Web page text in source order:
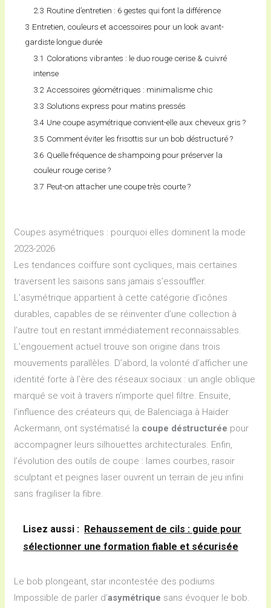
2.3 Routine d’entretien : 6 gestes qui font la différence
3 Entretien, couleurs et accessoires pour un look avant-
gardiste longue durée
3.1 Colorations vibrantes : le duo rouge cerise & cuivré
intense
3.2 Accessoires géométriques : minimalisme chic
3.3 Solutions express pour matins pressés
3.4 Une coupe asymétrique convient-elle aux cheveux gris ?
3.5 Comment éviter les frisottis sur un bob déstructuré ?
3.6 Quelle fréquence de shampoing pour préserver la
couleur rouge cerise ?
3.7 Peut-on attacher une coupe très courte ?
Coupes asymétriques : pourquoi elles dominent la mode
2023-2026
Les tendances coiffure sont cycliques, mais certaines
traversent les saisons sans jamais s’essouffler.
L’asymétrique appartient à cette catégorie d’icônes
durables, capables de se réinventer d’une collection à
l’autre tout en restant immédiatement reconnaissables.
L’engouement actuel trouve son origine dans trois
mouvements parallèles. D’abord, la volonté d’afficher une
identité forte à l’ère des réseaux sociaux : un angle oblique
marqué se voit à travers n’importe quel filtre. Ensuite,
l’influence des créateurs qui, de Balenciaga à Haider
Ackermann, ont systématisé la coupe déstructurée pour
accompagner leurs silhouettes architecturales. Enfin,
l’évolution des outils de coupe : lames courbes, rasoir
sculptant et peignes laser ouvrent un terrain de jeu infini
sans fragiliser la fibre.
Lisez aussi : Rehaussement de cils : guide pour
sélectionner une formation fiable et sécurisée
Le bob plongeant, star incontestée des podiums
Impossible de parler d’asymétrique sans évoquer le bob.